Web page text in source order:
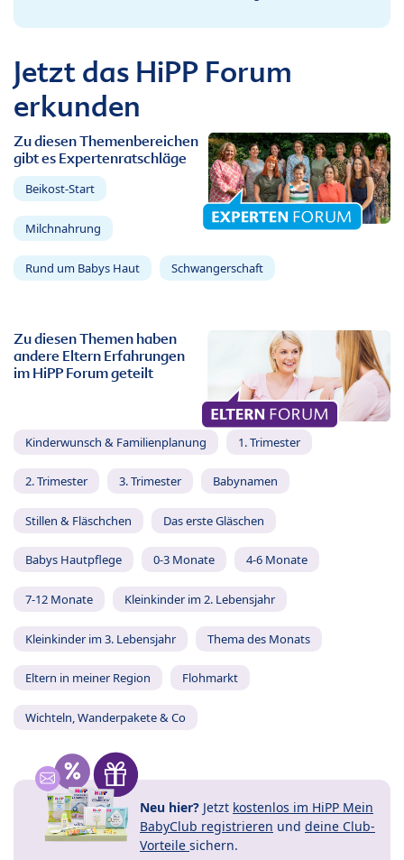
Jetzt das HiPP Forum
erkunden
Zu diesen Themenbereichen
gibt es Expertenratschläge
Beikost-Start
Milchnahrung
Rund um Babys Haut Schwangerschaft
Zu diesen Themen haben
andere Eltern Erfahrungen
im HiPP Forum geteilt
Kinderwunsch & Familienplanung 1. Trimester
2. Trimester 3. Trimester Babynamen
Stillen & Fläschchen Das erste Gläschen
Babys Hautpflege 0-3 Monate 4-6 Monate
7-12 Monate Kleinkinder im 2. Lebensjahr
Kleinkinder im 3. Lebensjahr Thema des Monats
Eltern in meiner Region Flohmarkt
Wichteln, Wanderpakete & Co
Neu hier? Jetzt kostenlos im HiPP Mein
BabyClub registrieren und deine Club-
Vorteile sichern.